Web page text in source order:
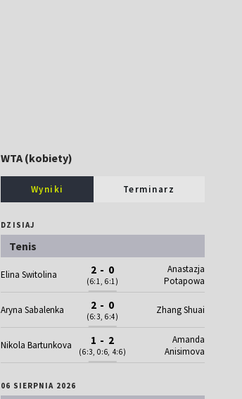
WTA (kobiety)
Wyniki Terminarz
DZISIAJ
Tenis
Elina Switolina 2 - 0
(6:1, 6:1)
Anastazja
Potapowa
Aryna Sabalenka 2 - 0
(6:3, 6:4)
Zhang Shuai
Nikola Bartunkova 1 - 2
(6:3, 0:6, 4:6)
Amanda
Anisimova
06 SIERPNIA 2026